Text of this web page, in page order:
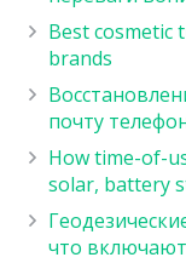
Best cosmetic
brands
почту
How time-of-
solar, battery
что